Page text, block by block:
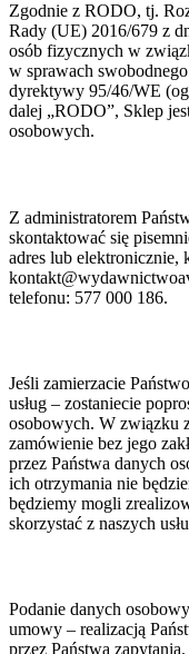
Zgodnie z RODO, tj.
Rady (UE) 2016/679 z
osób fizycznych w
w sprawach
dyrektywy 95/46/WE
dalej „RODO”, Sklep
osobowych.
Z administratorem
skontaktować się
adres lub elektronicznie,
telefonu: 577 000 186.
Jeśli zamierzacie
usług – zostaniecie
osobowych. W związku
zamówienie bez jego
przez Państwa danych
ich otrzymania nie
będziemy mogli
skorzystać z naszych
Podanie danych
umowy – realizacją
przez Państwa zapytania.